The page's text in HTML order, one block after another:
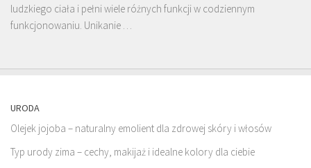
ludzkiego ciała i pełni wiele różnych funkcji w codziennym
funkcjonowaniu. Unikanie …
URODA
Olejek jojoba – naturalny emolient dla zdrowej skóry i włosów
Typ urody zima – cechy, makijaż i idealne kolory dla ciebie